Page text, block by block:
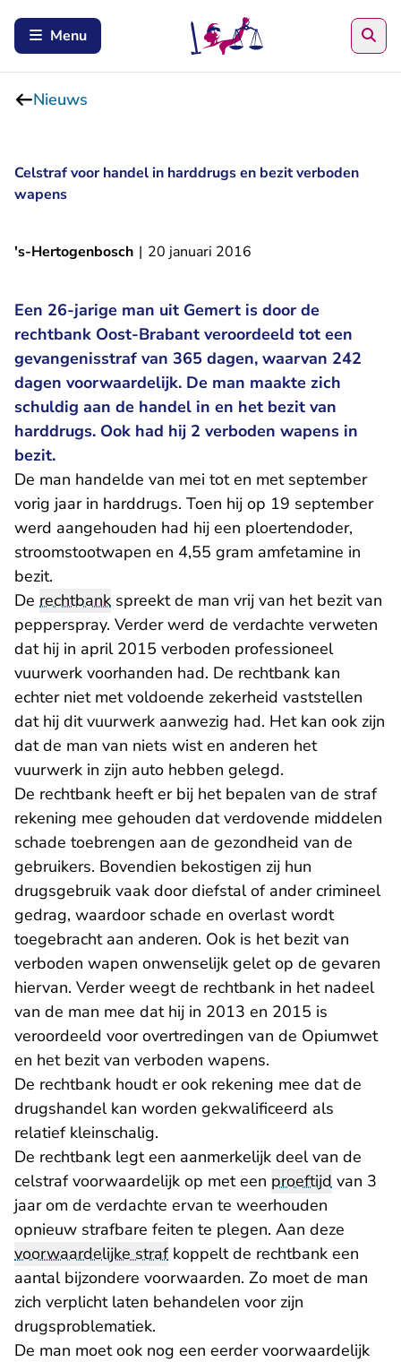
Menu
Nieuws
Celstraf voor handel in harddrugs en bezit verboden
wapens
's-Hertogenbosch | 20 januari 2016
Een 26-jarige man uit Gemert is door de
rechtbank Oost-Brabant veroordeeld tot een
gevangenisstraf van 365 dagen, waarvan 242
dagen voorwaardelijk. De man maakte zich
schuldig aan de handel in en het bezit van
harddrugs. Ook had hij 2 verboden wapens in
bezit.
De man handelde van mei tot en met september
vorig jaar in harddrugs. Toen hij op 19 september
werd aangehouden had hij een ploertendoder,
stroomstootwapen en 4,55 gram amfetamine in
bezit.
De rechtbank spreekt de man vrij van het bezit van
pepperspray. Verder werd de verdachte verweten
dat hij in april 2015 verboden professioneel
vuurwerk voorhanden had. De rechtbank kan
echter niet met voldoende zekerheid vaststellen
dat hij dit vuurwerk aanwezig had. Het kan ook zijn
dat de man van niets wist en anderen het
vuurwerk in zijn auto hebben gelegd.
De rechtbank heeft er bij het bepalen van de straf
rekening mee gehouden dat verdovende middelen
schade toebrengen aan de gezondheid van de
gebruikers. Bovendien bekostigen zij hun
drugsgebruik vaak door diefstal of ander crimineel
gedrag, waardoor schade en overlast wordt
toegebracht aan anderen. Ook is het bezit van
verboden wapen onwenselijk gelet op de gevaren
hiervan. Verder weegt de rechtbank in het nadeel
van de man mee dat hij in 2013 en 2015 is
veroordeeld voor overtredingen van de Opiumwet
en het bezit van verboden wapens.
De rechtbank houdt er ook rekening mee dat de
drugshandel kan worden gekwalificeerd als
relatief kleinschalig.
De rechtbank legt een aanmerkelijk deel van de
celstraf voorwaardelijk op met een proeftijd van 3
jaar om de verdachte ervan te weerhouden
opnieuw strafbare feiten te plegen. Aan deze
voorwaardelijke strafkoppelt de rechtbank een
aantal bijzondere voorwaarden. Zo moet de man
zich verplicht laten behandelen voor zijn
drugsproblematiek.
De man moet ook nog een eerder voorwaardelijk